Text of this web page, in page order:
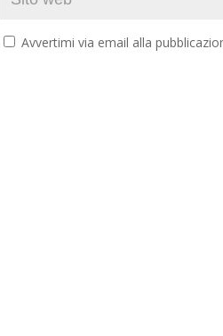
Avvertimi via email alla